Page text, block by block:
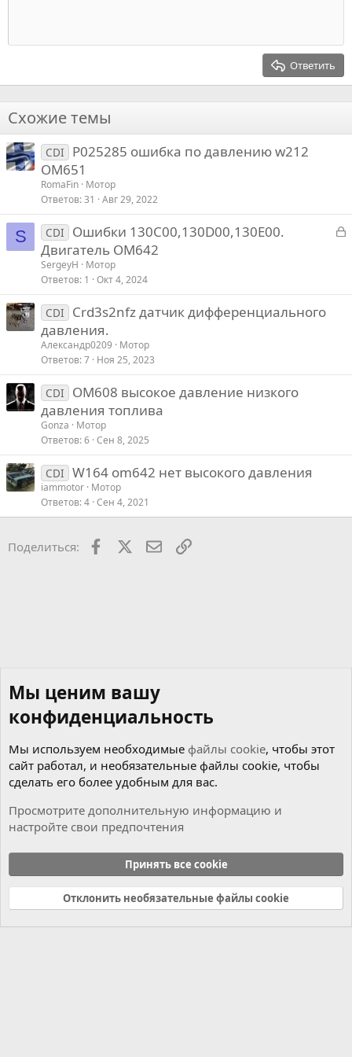
22
26
Times New Roman
Verdana
Заголовок 2
Ответить
Схожие темы
CDI
P025285 ошибка по давлению w212
OM651
RomaFin Мотор
Ответов 31 Авг 29, 2022
S
З
CDI
Ошибки 130С00,130D00,130E00.
Двигатель ОМ642
SergeyH
Мотор
Ответов 1 Окт 4, 2024
CDI
Crd3s2nfz датчик дифференциального
давления.
Александр0209
Мотор
Ответов 7 Ноя 25, 2023
CDI
OM608 высокое давление низкого
давления топлива
Gonza
Мотор
Ответов 6 Сен 8, 2025
CDI W164 om642 нет высокого давления
iammotor Мотор
Ответов 4 Сен 4, 2021
Поделиться: Facebook ПочтаСсылкой
Cookies
Russian (RU)
Связь с нами
Условия и правила
Политика конфиденциальности
Справка Главная
R
Мы ценим вашу
конфиденциальность
Мы используем необходимые файлы cookie, чтобы этот
сайт работал, и необязательные файлы cookie, чтобы
сделать его более удобным для вас.
Просмотрите дополнительную информацию и
настройте свои предпочтения
Принять все cookie
Отклонить необязательные файлы cookie